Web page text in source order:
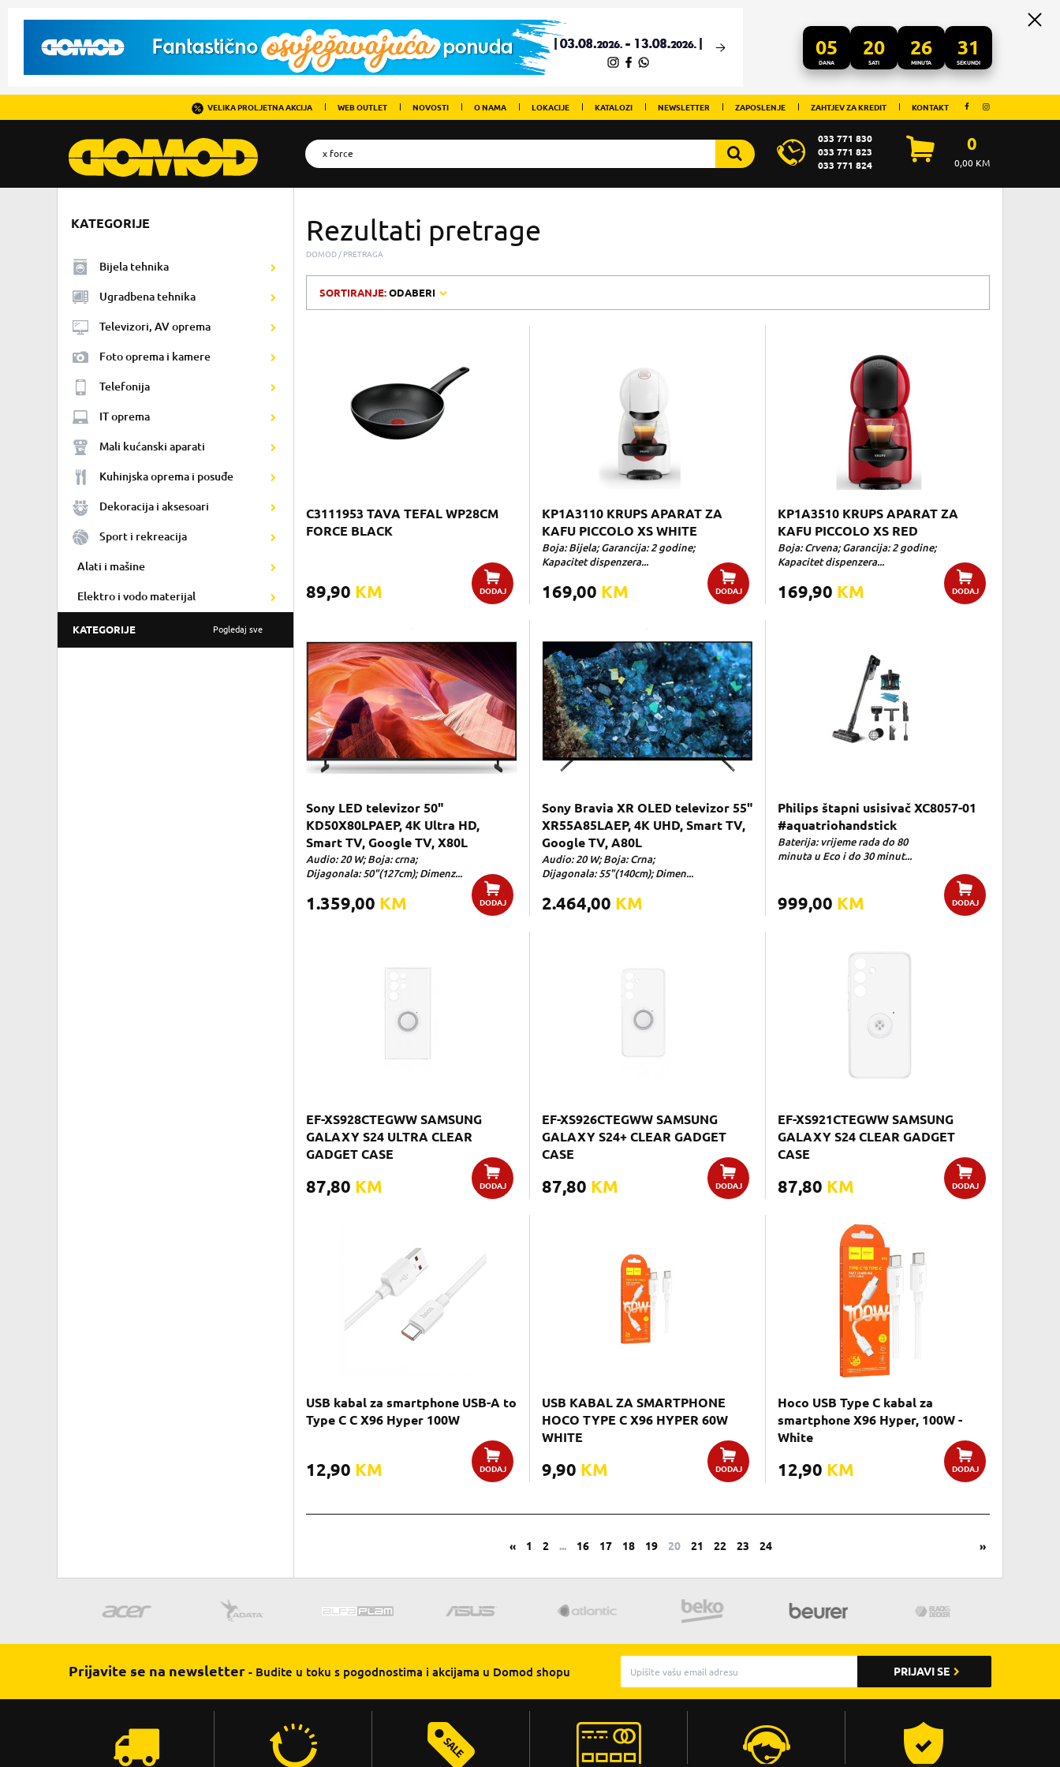
05
DANA
20
SATI
26
MINUTA
31
SEKUNDI
VELIKA PROLJETNA AKCIJA WEB OUTLET NOVOSTI O NAMA LOKACIJE KATALOZI NEWSLETTER ZAPOSLENJE ZAHTJEV ZA KREDIT KONTAKT
033 771 830
033 771 823
033 771 824
0
0,00KM
KATEGORIJE
Bijela tehnika
Ugradbena tehnika
Televizori, AV oprema
Foto oprema i kamere
Telefonija
IT oprema
Mali kućanski aparati
Kuhinjska oprema i posuđe
Dekoracija i aksesoari
Sport i rekreacija
Alati i mašine
Elektro i vodo materijal
KATEGORIJE Pogledaj sve
Rezultati pretrage
DOMOD PRETRAGA
SORTIRANJE:ODABERI
C3111953 TAVA TEFAL WP28CM
FORCE BLACK
89,90 KM DODAJ
KP1A3110 KRUPS APARAT ZA
KAFU PICCOLO XS WHITE
Boja: Bijela; Garancija: 2 godine;
Kapacitet dispenzera...
169,00 KM DODAJ
KP1A3510 KRUPS APARAT ZA
KAFU PICCOLO XS RED
Boja: Crvena; Garancija: 2 godine;
Kapacitet dispenzera...
169,90 KM DODAJ
Sony LED televizor 50"
KD50X80LPAEP, 4K Ultra HD,
Smart TV, Google TV, X80L
Audio: 20 W; Boja: crna;
Dijagonala: 50"(127cm); Dimenz...
1.359,00 KM DODAJ
Sony Bravia XR OLED televizor 55"
XR55A85LAEP, 4K UHD, Smart TV,
Google TV, A80L
Audio: 20 W; Boja: Crna;
Dijagonala: 55"(140cm); Dimen...
2.464,00 KM
Philips štapni usisivač XC8057-01
#aquatriohandstick
Baterija: vrijeme rada do 80
minuta u Eco i do 30 minut...
999,00 KM DODAJ
EF-XS928CTEGWW SAMSUNG
GALAXY S24 ULTRA CLEAR
GADGET CASE
87,80 KM DODAJ
EF-XS926CTEGWW SAMSUNG
GALAXY S24+ CLEAR GADGET
CASE
87,80 KM DODAJ
EF-XS921CTEGWW SAMSUNG
GALAXY S24 CLEAR GADGET
CASE
87,80 KM DODAJ
USB kabal za smartphone USB-A to
Type C C X96 Hyper 100W
12,90 KM DODAJ
USB KABAL ZA SMARTPHONE
HOCO TYPE C X96 HYPER 60W
WHITE
9,90 KM DODAJ
Hoco USB Type C kabal za
smartphone X96 Hyper, 100W -
White
12,90 KM DODAJ
« 1 2 ... 16 17 18 19 20 21 22 23 24 »
Prijavite se na newsletter - Budite u toku s pogodnostima i akcijama u Domod shopu PRIJAVI SE